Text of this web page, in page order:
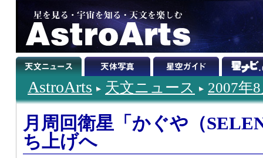
AstroArts 天文ニュース 2007年
月周回衛星「かぐや（
ち上げへ